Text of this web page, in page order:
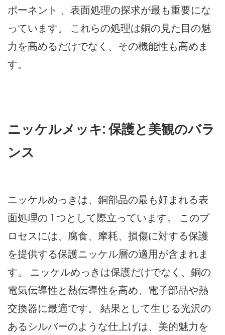
ポーネント 、表面処理の探求が最も重要にな
っています。 これらの処理は銅の見た目の魅
力を高めるだけでなく、その機能性も高めま
す。
ニッケルメッキ: 保護と美観のバラ
ンス
ニッケルめっきは、銅部品の最も好まれる表
面処理の 1 つとして際立っています。 このプ
ロセスには、腐食、摩耗、損傷に対する保護
を提供する保護ニッケル層の適用が含まれま
す。 ニッケルめっきは保護だけでなく、銅の
電気伝導性と熱伝導性を高め、電子部品や熱
交換器に最適です。 結果として生じる光沢の
あるシルバーのような仕上げは、美的魅力を